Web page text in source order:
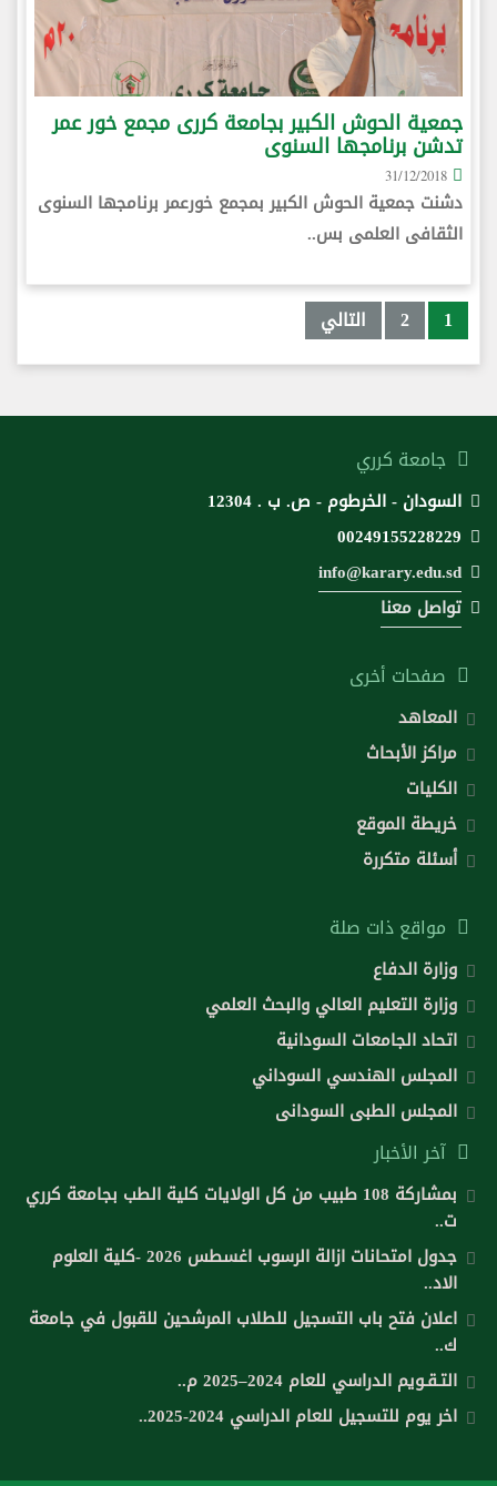
جمعية الحوش الكبير بجامعة كررى مجمع خور عمر
تدشن برنامجها السنوى
31/12/2018
دشنت جمعية الحوش الكبير بمجمع خورعمر برنامجها السنوى
الثقافى العلمى بس..
1
2 التالي
جامعة كرري
السودان - الخرطوم - ص. ب . 12304
00249155228229
info@karary.edu.sd
تواصل معنا
صفحات أخرى
المعاهد
مراكز الأبحاث
الكليات
خريطة الموقع
أسئلة متكررة
مواقع ذات صلة
وزارة الدفاع
وزارة التعليم العالي والبحث العلمي
اتحاد الجامعات السودانية
المجلس الهندسي السوداني
المجلس الطبى السودانى
آخر الأخبار
بمشاركة 108 طبيب من كل الولايات كلية الطب بجامعة كرري
ت..
جدول امتحانات ازالة الرسوب اغسطس 2026 -كلية العلوم
الاد..
اعلان فتح باب التسجيل للطلاب المرشحين للقبول في جامعة
ك..
التـقـويم الدراسي للعام 2024–2025 م..
اخر يوم للتسجيل للعام الدراسي 2024-2025..